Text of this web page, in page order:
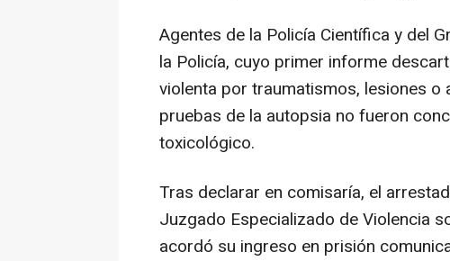
Agentes de la Policía Científica y del
la Policía, cuyo primer informe
violenta por traumatismos, lesiones o
pruebas de la autopsia no fueron
toxicológico.
Tras declarar en comisaría, el
Juzgado Especializado de Violencia
acordó su ingreso en prisión